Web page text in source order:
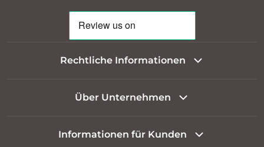
Rechtliche Informationen
Über Unternehmen
Informationen für Kunden